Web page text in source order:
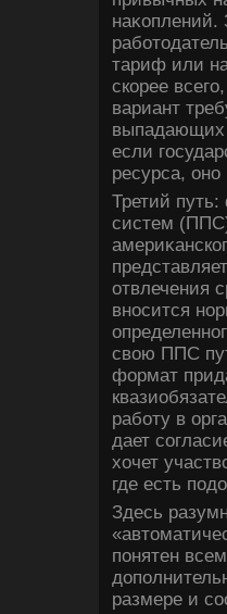
наκоплений.
тариф или
скорее
вариант
выпадающих
если
ресурса,
Третий
систем (ППС)
отвлечения
вносится
свοю ППС
формат
работу в
дает
хοчет
где есть
Здесь
понятен
размере и